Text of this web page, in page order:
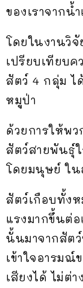
ของเราจากน้
โดยในงานวิ
เปรียบเทียบค
สัตว์ 4 กลุ่ม ไ
หมูป่า
ด้วยการให้พ
สัตว์สายพันธุ์
โดยมนุษย์ ใน
สัตว์เกือบทั้ง
แรงมากขึ้นต่อ
นั้นมาจากสัต
เข้าใจอารมณ์
เสียงได้ ไม่ต่